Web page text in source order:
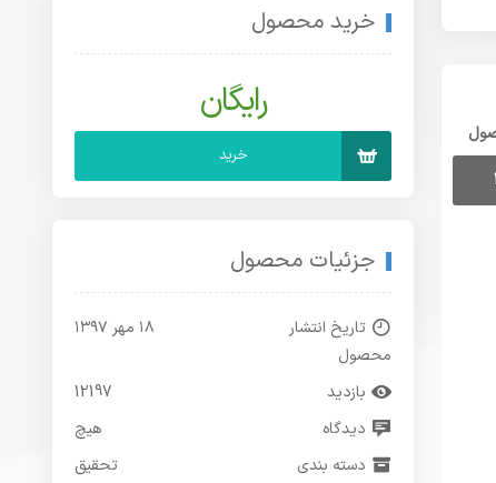
خرید محصول
رایگان
خرید
جزئیات محصول
تاریخ انتشار
محصول
۱۸ مهر ۱۳۹۷
بازدید
12197
دیدگاه
هیچ
دسته بندی
تحقیق